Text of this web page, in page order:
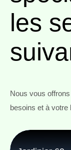
les
Nous vous
besoins et à votre